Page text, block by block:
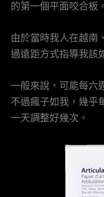
的第一個平面咬合板。
由於當時我人在越南
過遠距方式指導我該
一般來說，可能每六
不過瘋子如我，幾乎
一天調整好幾次。